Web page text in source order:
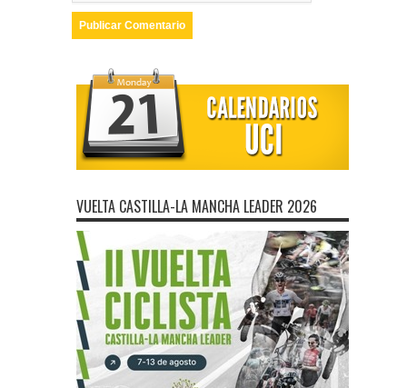
VUELTA CASTILLA-LA MANCHA LEADER 2026